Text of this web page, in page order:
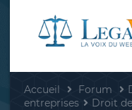
Accueil Forum
entreprises
Droit